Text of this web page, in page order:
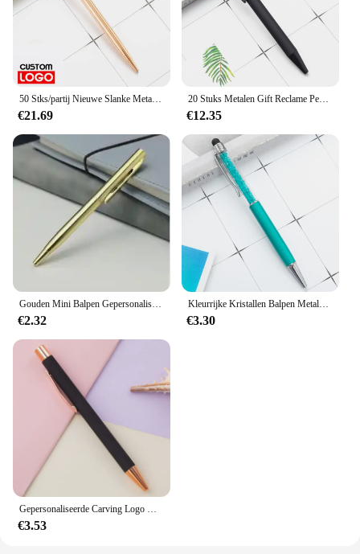
€21.69
20 Stuks Metalen Gift Reclame Pen Custom LOGO Student Briefpapier Kantoor Balpen Belettering Naam Promotionele Pen Groothandel
€12.35
€2.32
Kleurrijke Kristallen Balpen Metalen Stylus Touch Pen voor Schrijven Briefpapier Kantoorbenodigdheden Aangepast Logo Kerstcadeau
€3.30
€3.53